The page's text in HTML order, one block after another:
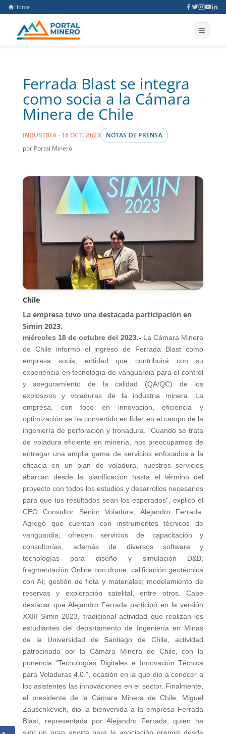
Home
Ferrada Blast se integra
como socia a la Cámara
Minera de Chile
INDUSTRIA · 18 OCT. 2023 NOTAS DE PRENSA
por Portal Minero
Chile
La empresa tuvo una destacada participación en
Simin 2023.
miércoles 18 de octubre del 2023.- La Cámara Minera
de Chile informó el ingreso de Ferrada Blast como
empresa socia, entidad que contribuirá con su
experiencia en tecnología de vanguardia para el control
y aseguramiento de la calidad (QA/QC) de los
explosivos y voladuras de la industria minera. La
empresa, con foco en innovación, eficiencia y
optimización se ha convertido en líder en el campo de la
ingeniería de perforación y tronadura. "Cuando se trata
de voladura eficiente en minería, nos preocupamos de
entregar una amplia gama de servicios enfocados a la
eficacia en un plan de voladura, nuestros servicios
abarcan desde la planificación hasta el término del
proyecto con todos los estudios y desarrollos necesarios
para que tus resultados sean los esperados", explicó el
CEO Consultor Senior Voladura, Alejandro Ferrada.
Agregó que cuentan con instrumentos técnicos de
vanguardia; ofrecen servicios de capacitación y
consultorías, además de diversos software y
tecnologías para diseño y simulación D&B;
fragmentación Online con drone; calificación geotécnica
con AI; gestión de flota y materiales; modelamiento de
reservas y exploración satelital, entre otros. Cabe
destacar que Alejandro Ferrada participó en la versión
XXIII Simin 2023, tradicional actividad que realizan los
estudiantes del departamento de Ingeniería en Minas
de la Universidad de Santiago de Chile, actividad
patrocinada por la Cámara Minera de Chile, con la
ponencia "Tecnologías Digitales e Innovación Técnica
para Voladuras 4.0.", ocasión en la que dio a conocer a
los asistentes las innovaciones en el sector. Finalmente,
el presidente de la Cámara Minera de Chile, Miguel
Zauschkevich, dio la bienvenida a la empresa Ferrada
Blast, representada por Alejandro Ferrada, quien ha
sido un gran aporte para la asociación gremial desde